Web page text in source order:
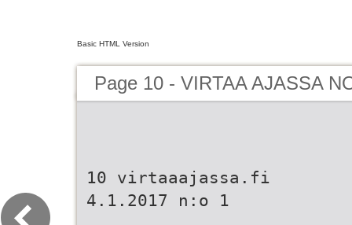
Basic HTML Version
Page 10 - VIRTAA AJASSA
10 virtaaajassa.fi
4.1.2017 n:o 1